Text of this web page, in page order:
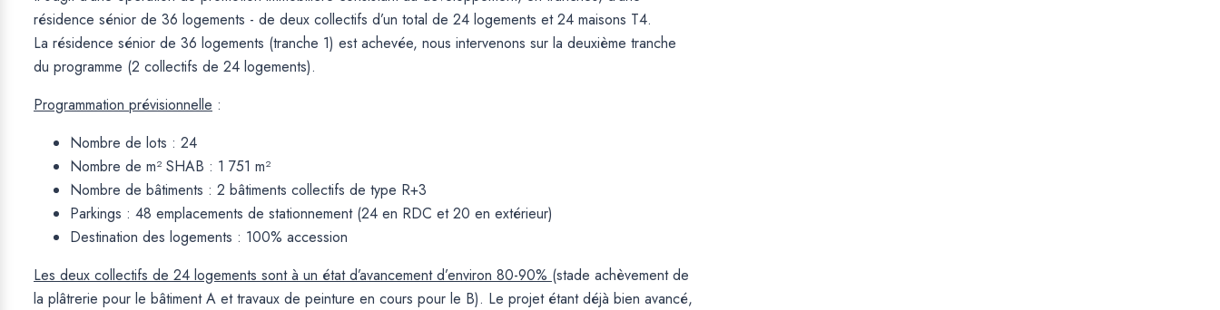
résidence sénior de 36 logements - de deux collectifs d’un total de 24 logements et 24 maisons T4.
La résidence sénior de 36 logements (tranche 1) est achevée, nous intervenons sur la deuxième tranche
du programme (2 collectifs de 24 logements).
Programmation prévisionnelle :
Nombre de lots : 24
Nombre de m² SHAB : 1 751 m²
Nombre de bâtiments : 2 bâtiments collectifs de type R+3
Parkings : 48 emplacements de stationnement (24 en RDC et 20 en extérieur)
Destination des logements : 100% accession
Les deux collectifs de 24 logements sont à un état d’avancement d’environ 80-90% (stade achèvement de
la plâtrerie pour le bâtiment A et travaux de peinture en cours pour le B). Le projet étant déjà bien avancé,